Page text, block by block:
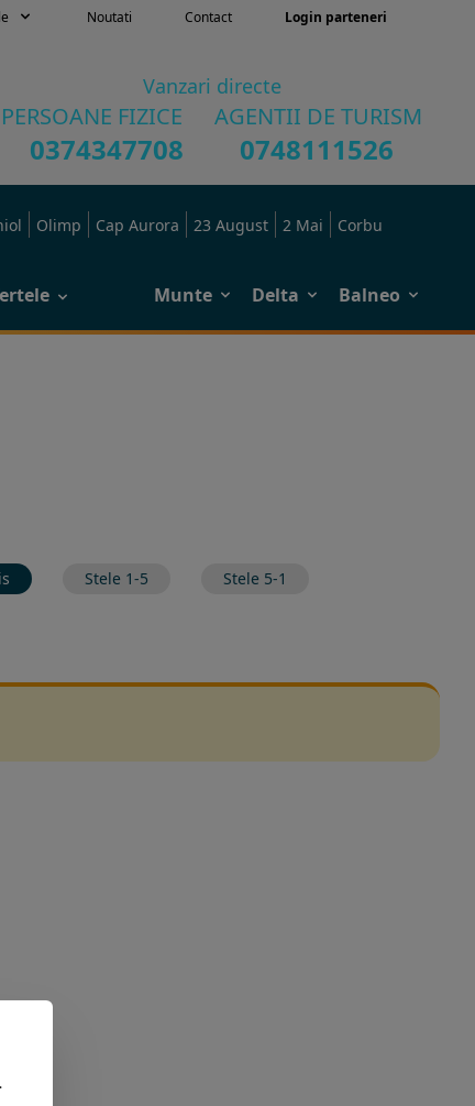
Noutati Contact Login parteneri
Vanzari directe
PERSOANE FIZICE AGENTII DE TURISM
0374347708 0748111526
Olimp Cap Aurora 23 August 2 Mai
Corbu
Munte Delta Balneo
Stele 1-5 Stele 5-1